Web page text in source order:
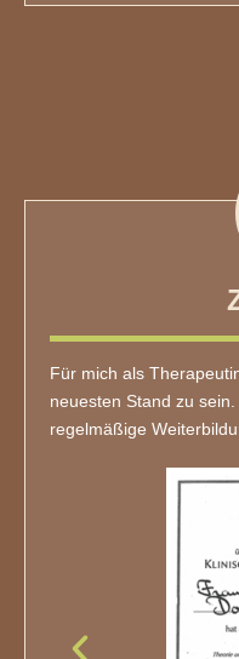
Für mich als
neuesten Stand zu
regelmäßige